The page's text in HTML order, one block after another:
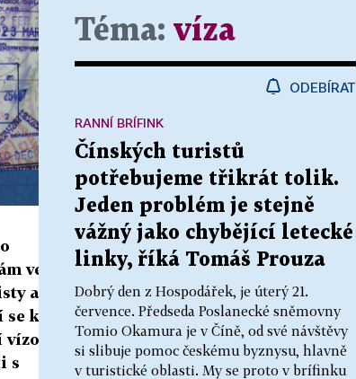
ve
a
se k
s
Téma: víza
ODEBÍRAT
Čínských turistů
potřebujeme třikrát tolik.
Jeden problém je stejně
vážný jako chybějící letecké
linky, říká Tomáš Prouza
Dobrý den z Hospodářek, je úterý 21.
července. Předseda Poslanecké sněmovny
Tomio Okamura je v Číně, od své návštěvy
si slibuje pomoc českému byznysu, hlavně
v turistické oblasti. My se proto v brífinku
RANNÍ BRÍFINK